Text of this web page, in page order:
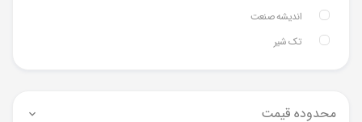
اندیشه صنعت
تک شیر
محدوده قیمت